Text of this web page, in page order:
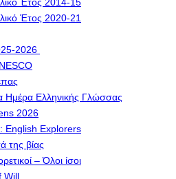
Έτος 2020-21
2026
Ημέρα Ελληνικής Γλώσσας
2026
English Explorers
της βίας
– Όλοι ίσοι
Will